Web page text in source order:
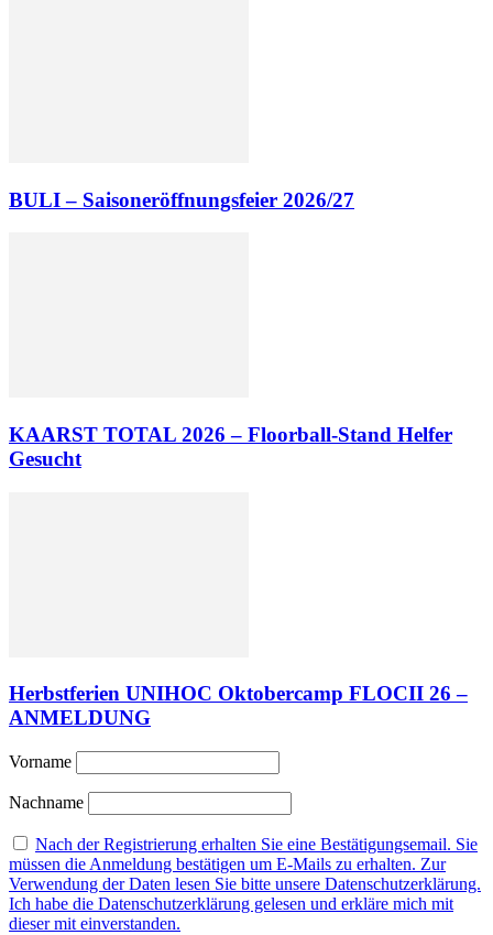
BULI – Saisoneröffnungsfeier 2026/27
KAARST TOTAL 2026 – Floorball-Stand Helfer
Gesucht
Herbstferien UNIHOC Oktobercamp FLOCII 26 –
ANMELDUNG
Vorname
Nachname
Nach der Registrierung erhalten Sie eine Bestätigungsemail. Sie
müssen die Anmeldung bestätigen um E-Mails zu erhalten. Zur
Verwendung der Daten lesen Sie bitte unsere Datenschutzerklärung.
Ich habe die Datenschutzerklärung gelesen und erkläre mich mit
dieser mit einverstanden.